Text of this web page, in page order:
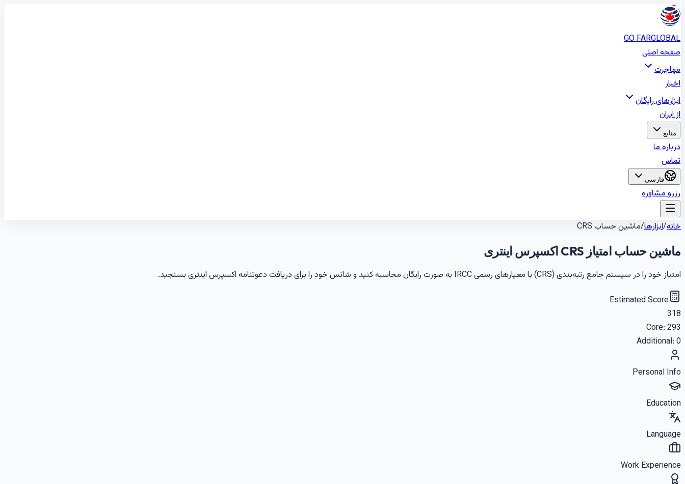
GO FARGLOBAL
صفحه اصلی
مهاجرت
اخبار
ابزارهای رایگان
از ایران
منابع
درباره ما
تماس
فارسی
رزرو مشاوره
خانه/ابزارها/ماشین حساب CRS
ماشین حساب امتیاز CRS اکسپرس اینتری
امتیاز خود را در سیستم جامع رتبه‌بندی (CRS) با معیارهای رسمی IRCC به صورت رایگان محاسبه کنید و شانس خود را برای دریافت دعوتنامه اکسپرس اینتری بسنجید.
Estimated Score
318
Core: 293
Additional: 0
Personal Info
Education
Language
Work Experience